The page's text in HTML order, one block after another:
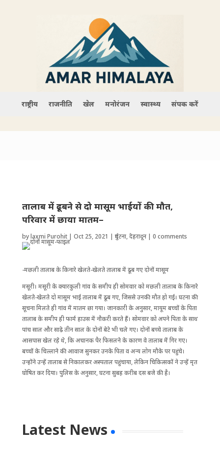
राष्ट्रीय राजनीति खेल मनोरंजन स्वास्थ्य संपर्क करें
तालाब में ढूबने से दो मासूम भाईयों की मौत,
परिवार में छाया मातम–
bylaxmi Purohit| Oct 25, 2021 | दुर्घटना,देहरादून| 0 comments
-मछली तालाब के किनारे खेलते-खेलते तालाब में ढूब गए दोनों मासूम
मसूरी। मसूरी के क्यारकुली गांव के समीप ही सोमवार को मछली तालाब के किनारे
खेलते-खेलते दो मासूम भाई तालाब में ढूब गए, जिससे उनकी मौत हो गई। घटना की
सूचना‌ मिलते ही गांव में मातम छा गया। जानकारी के अनुसार, मायूम बच्चों के पिता
तालाब के समीप ही फार्म हाउस में नौकरी करते हैं। सोमवार को अपने पिता के साथ
पांच साल और साढ़े तीन साल के दोनों बेटे भी चले गए। दोनों बच्चे तालाब के
आसपास खेल रहे थे, कि अचानक पैर फिसलने के कारण वे तालाब में गिर गए।
बच्चों के चिल्लाने की आवाज सुनकर उनके पिता व अन्य लोग मौके पर पहुंचे।
उन्होंने उन्हें तालाब से निकालकर अस्पताल पहुंचाया, लेकिन चिकित्सकों ने उन्हें मृत
घोषित कर दिया। पुलिस के अनुसार, घटना सुबह करीब दस बजे की है।
Latest News